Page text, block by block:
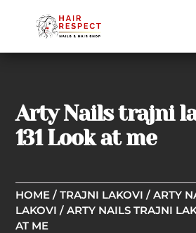
Arty Nails trajni
131 Look at me
HOME /TRAJNI LAKOVI /ARTY
LAKOVI / ARTY NAILS TRAJNI
AT ME